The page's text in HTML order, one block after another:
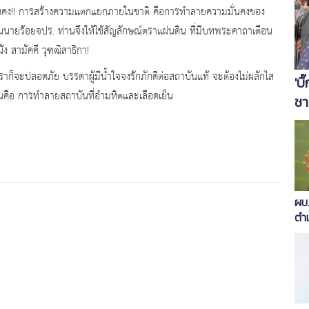
การสร้างความแตกแยกภายในชาติ คือการทำลายความมั่นคงของ
ายร้อยจปร. ท่านจึงให้ใช้สัญลักษณ์ตราแผ่นดิน ที่มีบทพระคาถาเตือน
ง สามัคคี วุฑฒิสาธิกา!
จะปลอดภัย บรรดาผู้มีน้ำใจจงรักภักดีต่อสถาบันแท้ จะต้องไม่ผลักไส
อ การทำลายสถาบันที่อำมหิตและเลือดเย็น
'บิ๊
ช
ผ
ต